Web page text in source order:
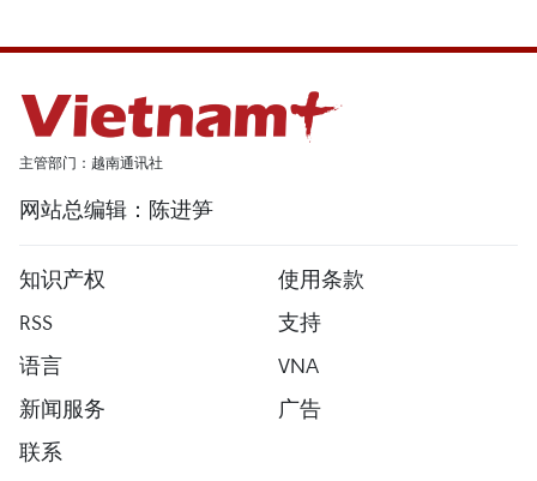
主管部门：越南通讯社
网站总编辑：陈进笋
知识产权
使用条款
RSS
支持
语言
VNA
新闻服务
广告
联系